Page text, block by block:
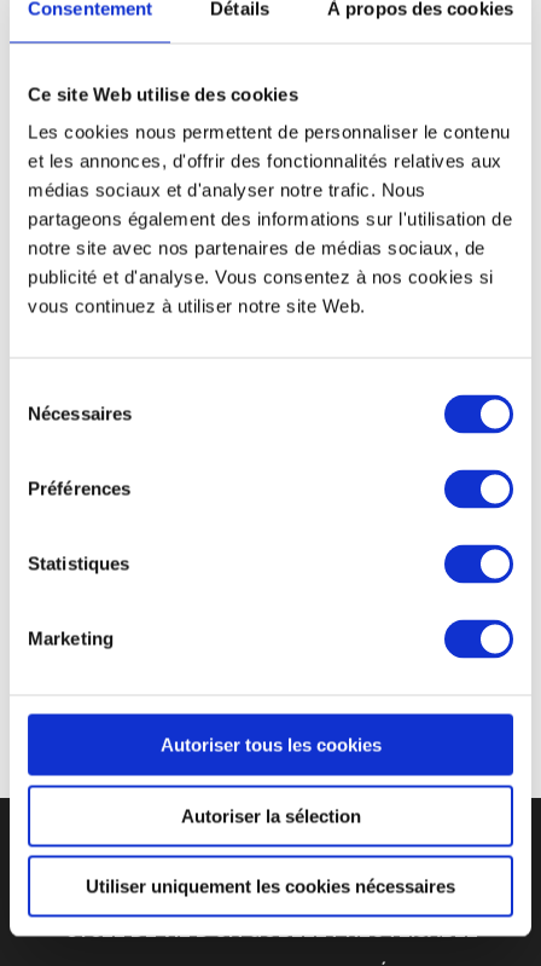
Consentement Détails À propos des cookies
Ce site Web utilise des cookies
Les cookies nous permettent de personnaliser le contenu
et les annonces, d'offrir des fonctionnalités relatives aux
médias sociaux et d'analyser notre trafic. Nous
partageons également des informations sur l'utilisation de
notre site avec nos partenaires de médias sociaux, de
publicité et d'analyse. Vous consentez à nos cookies si
vous continuez à utiliser notre site Web.
Nécessaires
Préférences
Statistiques
Marketing
Autoriser tous les cookies
Autoriser la sélection
Utiliser uniquement les cookies nécessaires
Guitare en Scène est un festival de musique se déroulant
organisateurs commandent tous les ans des milliers de
festivaliers à respecter l’environnement lors la
manifestation. De plus le festival fait aussi appel à
Greencup en fin événement pour le lavage et le
stockage des gobelets. Un service complémentaire que
CYCLE DE VIE D’UN GOBELET RÉUTLISABLE